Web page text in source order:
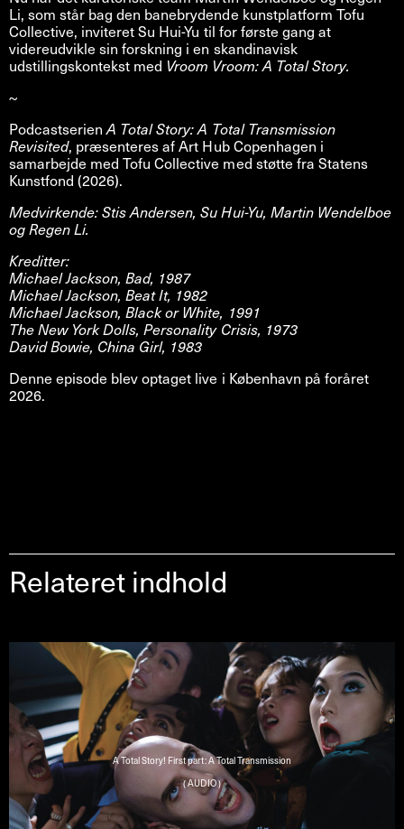
Li, som står bag den banebrydende kunstplatform Tofu
Collective, inviteret Su Hui-Yu til for første gang at
videreudvikle sin forskning i en skandinavisk
udstillingskontekst med Vroom Vroom: A Total Story.
~
PodcastserienA Total Story: A Total Transmission
Revisited, præsenteres af Art Hub Copenhagen i
samarbejde med Tofu Collective med støtte fra Statens
Kunstfond (2026).
Medvirkende: Stis Andersen, Su Hui-Yu, Martin Wendelboe
og Regen Li.
Kreditter:
Michael Jackson, Bad, 1987
Michael Jackson, Beat It, 1982
Michael Jackson, Black or White, 1991
The New York Dolls, Personality Crisis, 1973
David Bowie, China Girl, 1983
Denne episode blev optaget live i København på foråret
2026.
Relateret indhold
A Total Story! First part: A Total Transmission
( AUDIO )